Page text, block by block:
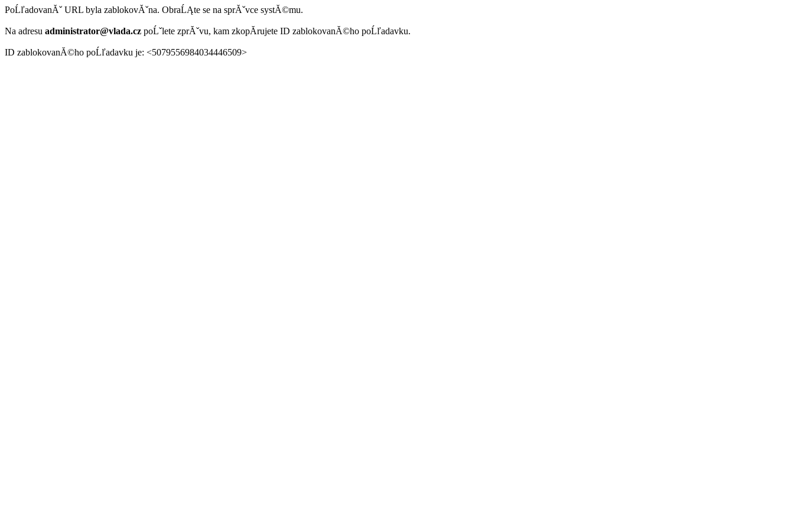
PoĹľadovanĂˇ URL byla zablokovĂˇna. ObraĹĄte se na sprĂˇvce systĂ©mu.
Na adresu administrator@vlada.cz poĹˇlete zprĂˇvu, kam zkopĂ­rujete ID zablokovanĂ©ho poĹľadavku.
ID zablokovanĂ©ho poĹľadavku je: <5079556984034446509>